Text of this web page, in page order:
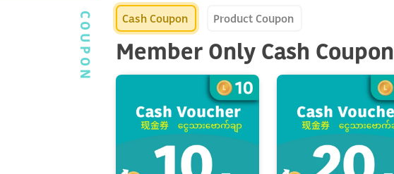
COUPON Cash Coupon Product Coupon
Member Only Cash Coupon